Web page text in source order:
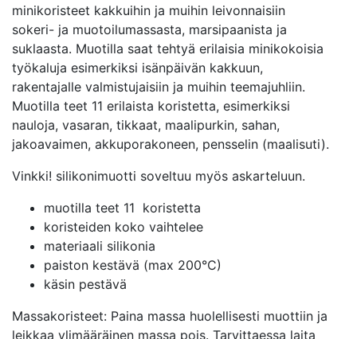
minikoristeet kakkuihin ja muihin leivonnaisiin
sokeri- ja muotoilumassasta, marsipaanista ja
suklaasta. Muotilla saat tehtyä erilaisia minikokoisia
työkaluja esimerkiksi isänpäivän kakkuun,
rakentajalle valmistujaisiin ja muihin teemajuhliin.
Muotilla teet 11 erilaista koristetta, esimerkiksi
nauloja, vasaran, tikkaat, maalipurkin, sahan,
jakoavaimen, akkuporakoneen, pensselin (maalisuti).
Vinkki! silikonimuotti soveltuu myös askarteluun.
muotilla teet 11 koristetta
koristeiden koko vaihtelee
materiaali silikonia
paiston kestävä (max 200°C)
käsin pestävä
Massakoristeet: Paina massa huolellisesti muottiin ja
leikkaa ylimääräinen massa pois. Tarvittaessa laita